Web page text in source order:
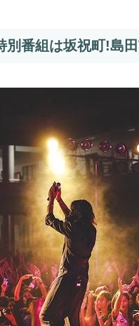
別番組は坂祝町!島